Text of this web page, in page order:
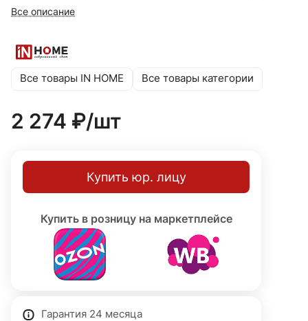
оптимальную высоту столба. Эта возможность
двор, современный парк или стильная городская улица.
Долговечное покрытие защитит светильник от
защитит его от механических повреждений. Габариты:
Все описание
Все товары IN HOME Все товары категории
2 274 ₽/шт
Купить юр. лицу
Купить в розницу на маркетплейсе
Гарантия 24 месяца